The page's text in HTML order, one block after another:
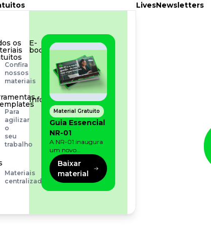
os
Confira
nossos
materiais
E-
book
Aprofunde
seu
conhecimento
Para
agilizar
o
seu
trabalho
Infográfico
Conteúdo
prático
rápido
Materiais
centralizados
Material Gratuito
Guia Essencial
NR-01
A NR-01 inaugura
um novo
momento na
prevenção de riscos:
agora, além dos
fatores físicos e
operacionais, as
para os riscos
Baixar
material
LivesNewsletters